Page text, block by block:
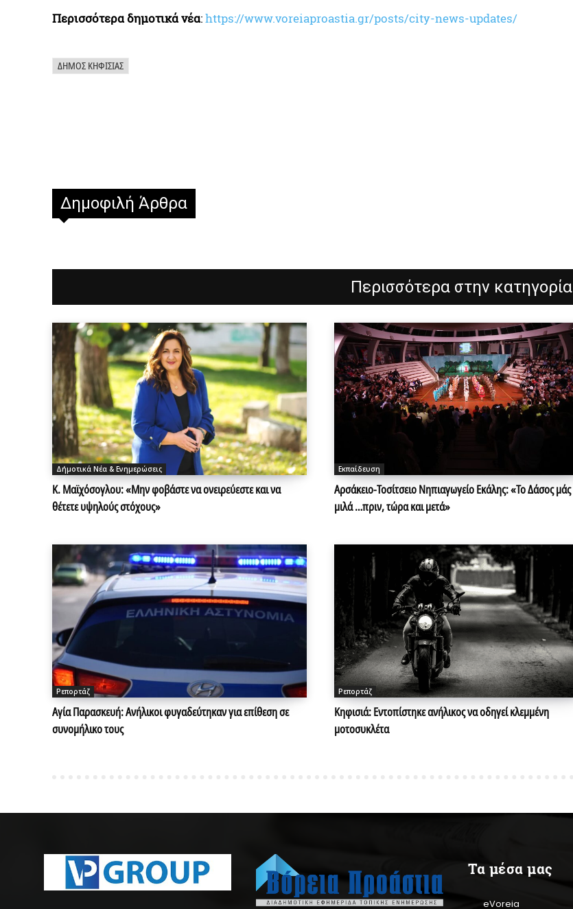
Περισσότερα δημοτικά νέα:https://www.voreiaproastia.gr/posts/city-news-updates/
ΔΉΜΟΣ ΚΗΦΙΣΙΆΣ
Δημοφιλή Άρθρα
Περισσότερα στην κατηγορία
Δήμοτικά Νέα & Ενημερώσεις
Κ. Μαϊχόσογλου: «Μην φοβάστε να ονειρεύεστε και να
θέτετε υψηλούς στόχους»
Εκπαίδευση
Αρσάκειο-Τοσίτσειο Νηπιαγωγείο Εκάλης: «Το Δάσος μάς
μιλά …πριν, τώρα και μετά»
Ρεπορτάζ
Αγία Παρασκευή: Ανήλικοι φυγαδεύτηκαν για επίθεση σε
συνομήλικο τους
Ρεπορτάζ
Κηφισιά: Εντοπίστηκε ανήλικος να οδηγεί κλεμμένη
μοτοσυκλέτα
Τα μέσα μας
eVoreia